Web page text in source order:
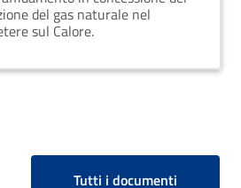
del gas naturale nel
sul Calore.
Tutti i documenti